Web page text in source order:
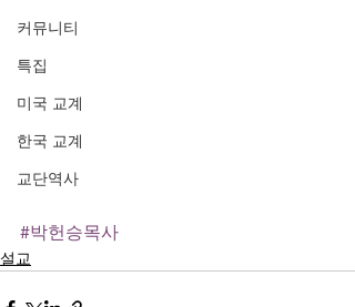
커뮤니티
특집
미국 교계
한국 교계
교단역사
#박헌승목사
설교